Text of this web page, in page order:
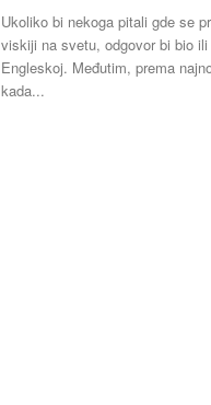
Ukoliko bi nekoga pitali gde se
viskiji na svetu, odgovor bi bio
Engleskoj. Međutim, prema
kada...